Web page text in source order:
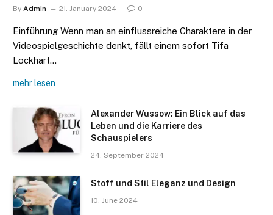
By Admin 21. January 2024 0
Einführung Wenn man an einflussreiche Charaktere in der
Videospielgeschichte denkt, fällt einem sofort Tifa
Lockhart…
mehr lesen
Alexander Wussow: Ein Blick auf das
Leben und die Karriere des
Schauspielers
24. September 2024
Stoff und Stil Eleganz und Design
10. June 2024